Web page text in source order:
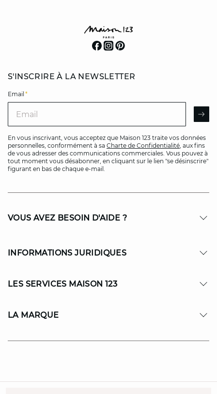
S'INSCRIRE À LA NEWSLETTER
Email *
En vous inscrivant, vous acceptez que Maison 123 traite vos données
personnelles, conformément à sa Charte de Confidentialité, aux fins
de vous adresser des communications commerciales. Vous pouvez à
tout moment vous désabonner, en cliquant sur le lien "se désinscrire"
figurant en bas de chaque e-mail.
VOUS AVEZ BESOIN D'AIDE ?
INFORMATIONS JURIDIQUES
LES SERVICES MAISON 123
LA MARQUE